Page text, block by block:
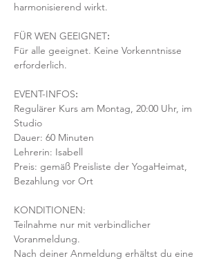
harmonisierend wirkt.
FÜR WEN GEEIGNET:
Für alle geeignet. Keine Vorkenntnisse
erforderlich.
EVENT-INFOS:
Regulärer Kurs am Montag, 20:00 Uhr, im
Studio
Dauer: 60 Minuten
Lehrerin: Isabell
Preis: gemäß Preisliste der YogaHeimat,
Bezahlung vor Ort
KONDITIONEN:
Teilnahme nur mit verbindlicher
Voranmeldung.
Nach deiner Anmeldung erhältst du eine